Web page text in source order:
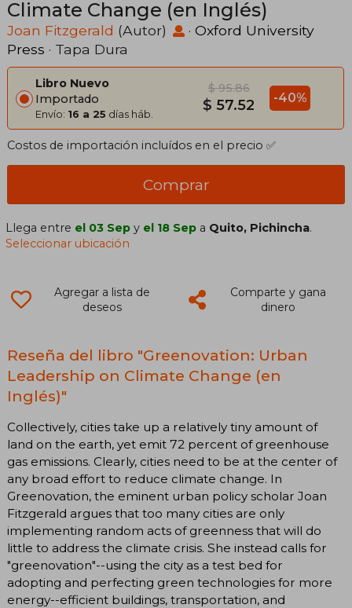
Climate Change (en Inglés)
Joan Fitzgerald (Autor) · Oxford University
Press · Tapa Dura
Libro Nuevo
Importado
Envío: 16 a 25 días háb.
$ 95.86
$ 57.52 -40%
Costos de importación incluídos en el precio ✅
Comprar
Llega entre el 03 Sep y el 18 Sep a Quito, Pichincha.
Seleccionar ubicación
Agregar a lista de
deseos
Comparte y gana
dinero
Reseña del libro "Greenovation: Urban
Leadership on Climate Change (en
Inglés)"
Collectively, cities take up a relatively tiny amount of
land on the earth, yet emit 72 percent of greenhouse
gas emissions. Clearly, cities need to be at the center of
any broad effort to reduce climate change. In
Greenovation, the eminent urban policy scholar Joan
Fitzgerald argues that too many cities are only
implementing random acts of greenness that will do
little to address the climate crisis. She instead calls for
"greenovation"--using the city as a test bed for
adopting and perfecting green technologies for more
energy--efficient buildings, transportation, and